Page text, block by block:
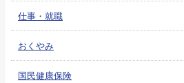
仕事・就職
おくやみ
国民健康保険